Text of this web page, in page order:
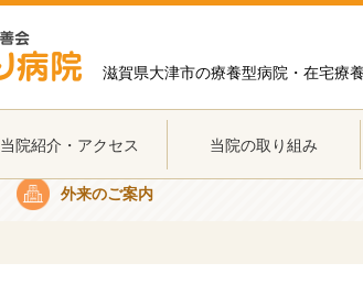
滋賀県大津市の療養型病院・在宅療
当院紹介・アクセス 当院の取り組み
外来のご案内